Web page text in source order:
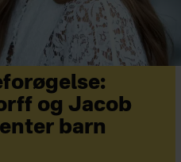
og Jacob
barn